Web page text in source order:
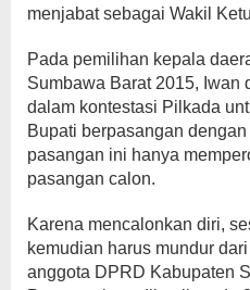
menjabat sebagai Wakil
Pada pemilihan kepala
Sumbawa Barat 2015, Iwan
dalam kontestasi Pilkada
Bupati berpasangan
pasangan ini hanya
pasangan calon.
Karena mencalonkan diri,
kemudian harus mundur
anggota DPRD Kabupaten